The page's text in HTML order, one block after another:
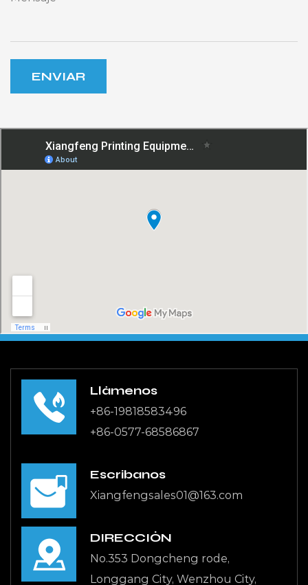
ENVIAR
Llámenos
+86-19818583496
+86-0577-68586867
Escríbanos
Xiangfengsales01@163.com
DIRECCIÓN
No.353 Dongcheng rode,
Longgang City, Wenzhou City,